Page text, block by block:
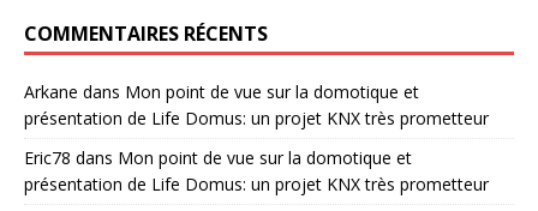
COMMENTAIRES RÉCENTS
Arkane dans Mon point de vue sur la domotique et
présentation de Life Domus: un projet KNX très prometteur
Eric78 dans Mon point de vue sur la domotique et
présentation de Life Domus: un projet KNX très prometteur